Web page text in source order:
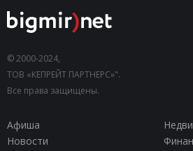
© 2000-2024,
ТОВ «КЕПРЕЙТ ПАРТНЕРС»".
Все права защищены.
Афиша
Новости